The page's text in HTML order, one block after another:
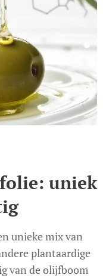
uniek
unieke mix van
plantaardige
van de olijfboom